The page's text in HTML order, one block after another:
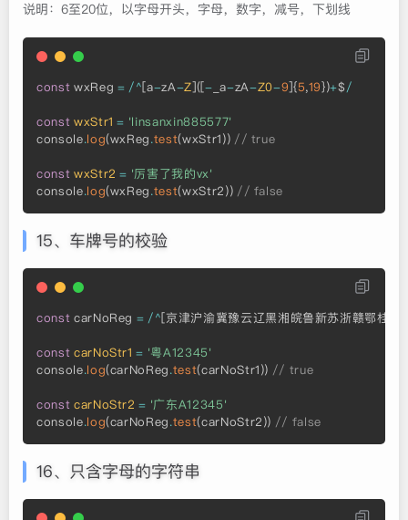
说明：6至20位，以字母开头，字母，数字，减号，下划线
const wxReg = /^[a-zA-Z]([- _a-zA-Z0-9]{5,19})+$/
const wxStr1 = 'linsanxin885577'
console.log(wxReg.test(wxStr1)) // true
const wxStr2 = '厉害了我的vx'
console.log(wxReg.test(wxStr2)) // false
15、车牌号的校验
const carNoReg = /^[京津沪渝冀豫云辽黑湘皖鲁新苏浙赣鄂桂
const carNoStr1 = '粤A12345'
console.log(carNoReg.test(carNoStr1)) // true
const carNoStr2 = '广东A12345'
console.log(carNoReg.test(carNoStr2)) // false
16、只含字母的字符串